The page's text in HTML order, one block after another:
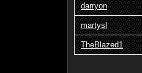
darryon
martysl
TheBlazed1